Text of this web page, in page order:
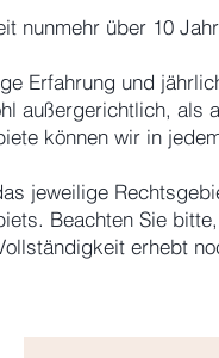
nunmehr über 10
Erfahrung und
außergerichtlich, als
können wir in
jeweilige
Beachten Sie
erhebt